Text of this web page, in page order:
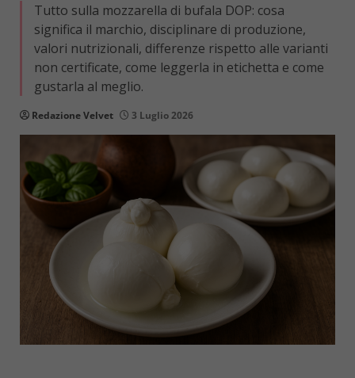
Tutto sulla mozzarella di bufala DOP: cosa
significa il marchio, disciplinare di produzione,
valori nutrizionali, differenze rispetto alle varianti
non certificate, come leggerla in etichetta e come
gustarla al meglio.
Redazione Velvet 3 Luglio 2026